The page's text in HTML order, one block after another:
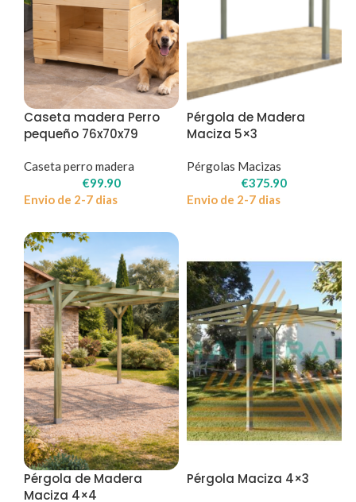
Caseta madera Perro
pequeño 76x70x79
Caseta perro madera
€99.90
Envio de 2-7 dias
Pérgola de Madera
Maciza 5×3
Pérgolas Macizas
€375.90
Envio de 2-7 dias
Pérgola de Madera
Maciza 4×4
Pérgola Maciza 4×3